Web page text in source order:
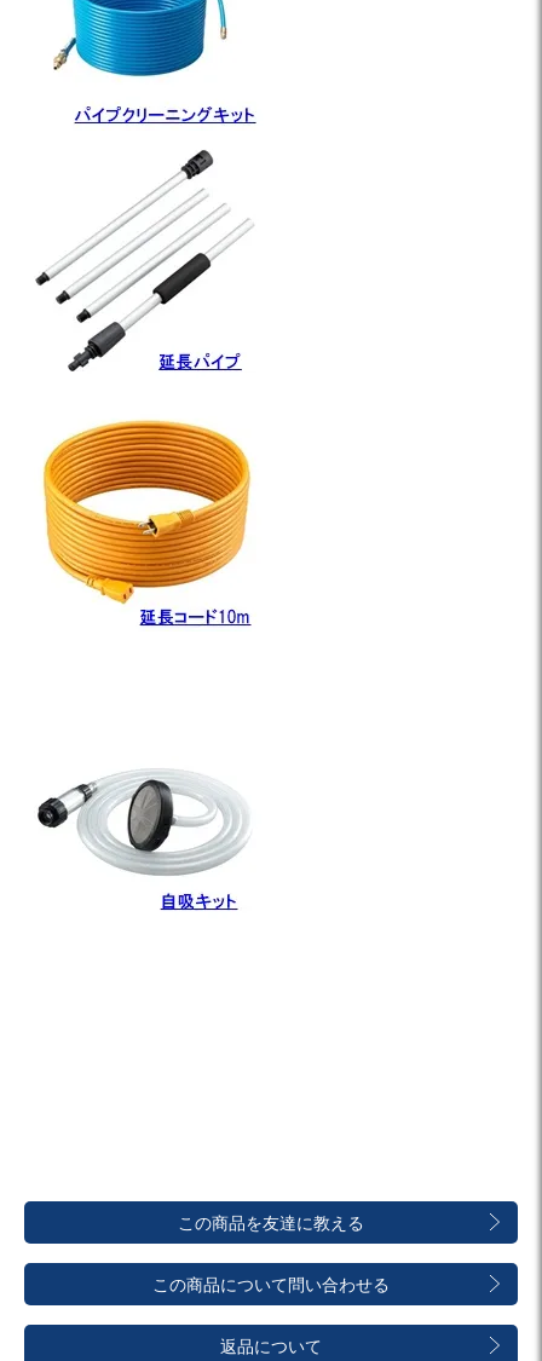
この商品を友達に教える
この商品について問い合わせる
返品について